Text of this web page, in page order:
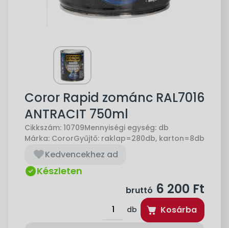
Coror Rapid zománc RAL7016
ANTRACIT 750ml
Cikkszám: 10709Mennyiségi egység: db
Márka: CororGyűjtő: raklap=280db, karton=8db
Kedvencekhez ad
Készleten
bruttó 6 200 Ft
db Kosárba